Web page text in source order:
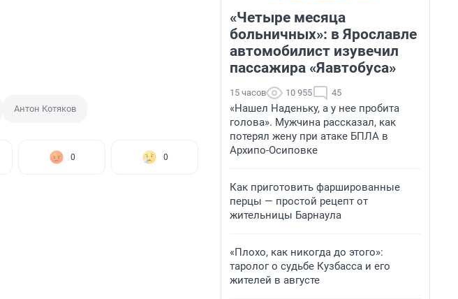
Антон Котяков
0 0
«Четыре месяца
больничных»: в Ярославле
автомобилист изувечил
пассажира «Яавтобуса»
15 часов 10 955 45
«Нашел Наденьку, а у нее пробита
голова». Мужчина рассказал, как
потерял жену при атаке БПЛА в
Архипо-Осиповке
Как приготовить фаршированные
перцы — простой рецепт от
жительницы Барнаула
«Плохо, как никогда до этого»:
таролог о судьбе Кузбасса и его
жителей в августе